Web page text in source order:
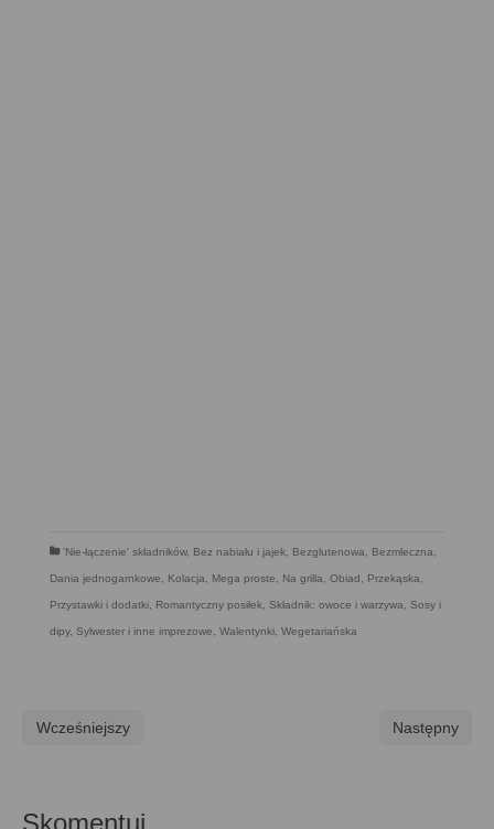
'Nie-łączenie' składników, Bez nabiału i jajek, Bezglutenowa, Bezmleczna,
Dania jednogarnkowe, Kolacja, Mega proste, Na grilla, Obiad , Przekąska,
Przystawki i dodatki, Romantyczny posiłek, Składnik: owoce i warzywa, Sosy i
dipy, Sylwester i inne imprezowe, Walentynki, Wegetariańska
Wcześniejszy Następny